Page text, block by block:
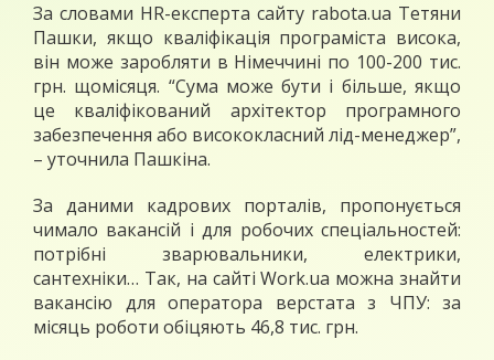
За словами HR-експерта сайту rabota.ua Тетяни
Пашки, якщо кваліфікація програміста висока,
він може заробляти в Німеччині по 100-200 тис.
грн. щомісяця. “Сума може бути і більше, якщо
це кваліфікований архітектор програмного
забезпечення або висококласний лід-менеджер”,
– уточнила Пашкіна.
За даними кадрових порталів, пропонується
чимало вакансій і для робочих спеціальностей:
потрібні зварювальники, електрики,
сантехніки… Так, на сайті Work.ua можна знайти
вакансію для оператора верстата з ЧПУ: за
місяць роботи обіцяють 46,8 тис. грн.